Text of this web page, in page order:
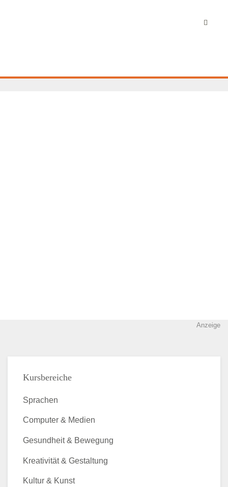
Anzeige
Kursbereiche
Sprachen
Computer & Medien
Gesundheit & Bewegung
Kreativität & Gestaltung
Kultur & Kunst